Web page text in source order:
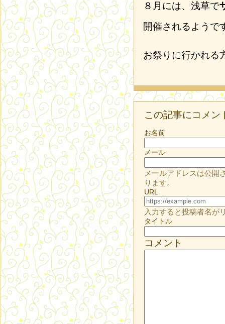
８月には、浅草で
開催されるようで
お祭りに行かれる
この記事にコメン
お名前
メール
メールアドレスは公開
ります。
URL
入力すると投稿者名が
タイトル
コメント